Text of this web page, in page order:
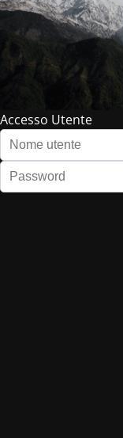
Accesso Utente